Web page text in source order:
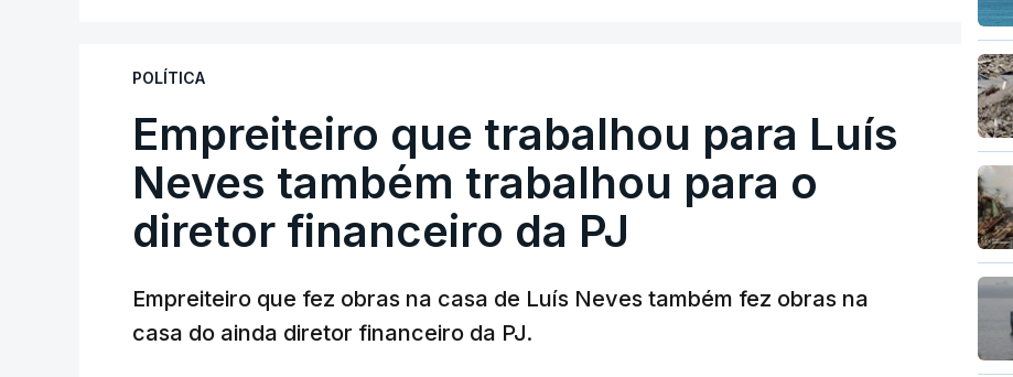
POLÍTICA
Empreiteiro que trabalhou para Luís
Neves também trabalhou para o
diretor financeiro da PJ
Empreiteiro que fez obras na casa de Luís Neves também fez obras na
casa do ainda diretor financeiro da PJ.